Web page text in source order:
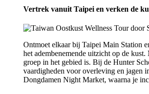
Vertrek vanuit Taipei en verken de
Ontmoet elkaar bij Taipei Main Station
het adembenemende uitzicht op de
groep in het gebied is. Bij de Hunter
vaardigheden voor overleving en jagen
Dongdamen Night Market, waarna je